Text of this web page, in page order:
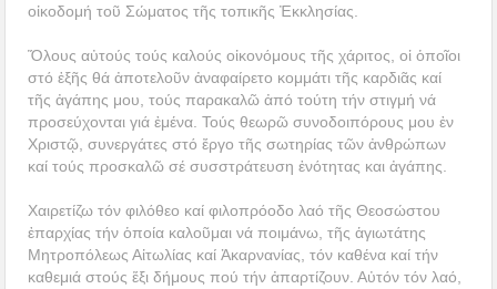
οἰκοδομή τοῦ Σώματος τῆς τοπικῆς Ἐκκλησίας.
Ὅλους αὐτούς τούς καλούς οἰκονόμους τῆς χάριτος, οἱ ὁποῖοι
στό ἑξῆς θά ἀποτελοῦν ἀναφαίρετο κομμάτι τῆς καρδιᾶς καί
τῆς ἀγάπης μου, τούς παρακαλῶ ἀπό τούτη τήν στιγμή νά
προσεύχονται γιά ἐμένα. Τούς θεωρῶ συνοδοιπόρους μου ἐν
Χριστῷ, συνεργάτες στό ἔργο τῆς σωτηρίας τῶν ἀνθρώπων
καί τούς προσκαλῶ σέ συσστράτευση ἑνότητας και ἀγάπης.
Χαιρετίζω τόν φιλόθεο καί φιλοπρόοδο λαό τῆς Θεοσώστου
ἐπαρχίας τήν ὁποία καλοῦμαι νά ποιμάνω, τῆς ἁγιωτάτης
Μητροπόλεως Αἰτωλίας καί Ἀκαρνανίας, τόν καθένα καί τήν
καθεμιά στούς ἕξι δήμους πού τήν ἀπαρτίζουν. Αὐτόν τόν λαό,